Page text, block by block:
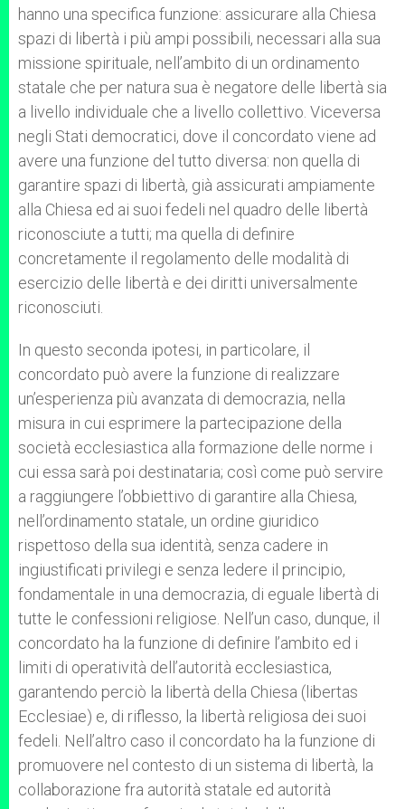
hanno una specifica funzione: assicurare alla Chiesa
spazi di libertà i più ampi possibili, necessari alla sua
missione spirituale, nell’ambito di un ordinamento
statale che per natura sua è negatore delle libertà sia
a livello individuale che a livello collettivo. Viceversa
negli Stati democratici, dove il concordato viene ad
avere una funzione del tutto diversa: non quella di
garantire spazi di libertà, già assicurati ampiamente
alla Chiesa ed ai suoi fedeli nel quadro delle libertà
riconosciute a tutti; ma quella di definire
concretamente il regolamento delle modalità di
esercizio delle libertà e dei diritti universalmente
riconosciuti.
In questo seconda ipotesi, in particolare, il
concordato può avere la funzione di realizzare
un’esperienza più avanzata di democrazia, nella
misura in cui esprimere la partecipazione della
società ecclesiastica alla formazione delle norme i
cui essa sarà poi destinataria; così come può servire
a raggiungere l’obbiettivo di garantire alla Chiesa,
nell’ordinamento statale, un ordine giuridico
rispettoso della sua identità, senza cadere in
ingiustificati privilegi e senza ledere il principio,
fondamentale in una democrazia, di eguale libertà di
tutte le confessioni religiose. Nell’un caso, dunque, il
concordato ha la funzione di definire l’ambito ed i
limiti di operatività dell’autorità ecclesiastica,
garantendo perciò la libertà della Chiesa (libertas
Ecclesiae) e, di riflesso, la libertà religiosa dei suoi
fedeli. Nell’altro caso il concordato ha la funzione di
promuovere nel contesto di un sistema di libertà, la
collaborazione fra autorità statale ed autorità